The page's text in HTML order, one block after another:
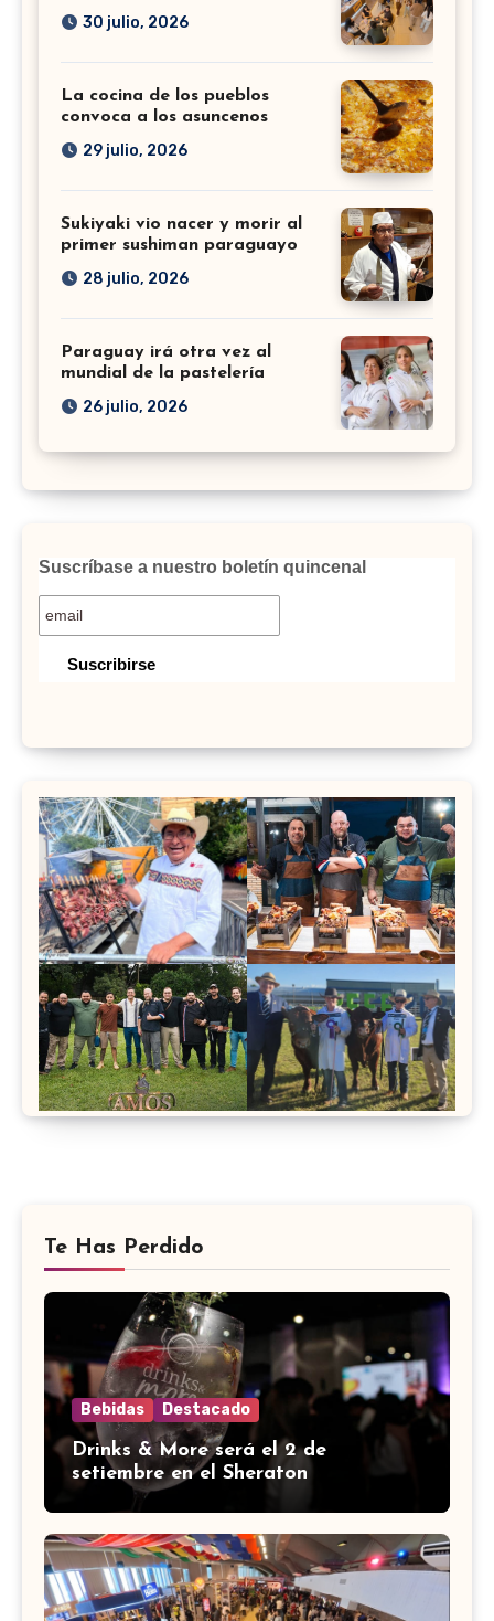
30 julio, 2026
La cocina de los pueblos
convoca a los asuncenos
29 julio, 2026
Sukiyaki vio nacer y morir al
primer sushiman paraguayo
28 julio, 2026
Paraguay irá otra vez al
mundial de la pastelería
26 julio, 2026
Suscríbase a nuestro boletín quincenal
Te Has Perdido
Bebidas Destacado
Drinks & More será el 2 de
setiembre en el Sheraton